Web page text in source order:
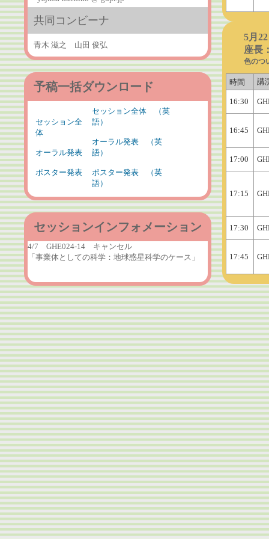
共同コンビーナ
青木 滋之 山田 俊弘
予稿一括ダウンロード
セッション全
体
オーラル発表
ポスター発表
セッション全体 （英
語）
オーラル発表 （英
語）
ポスター発表 （英
語）
セッションインフォメーション
4/7 GHE024-14 キャンセル
「事業体としての科学：地球惑星科学のケース」
5月
座長
色のつ
時間 講
16:30
16:45
17:00
17:15
17:30
17:45